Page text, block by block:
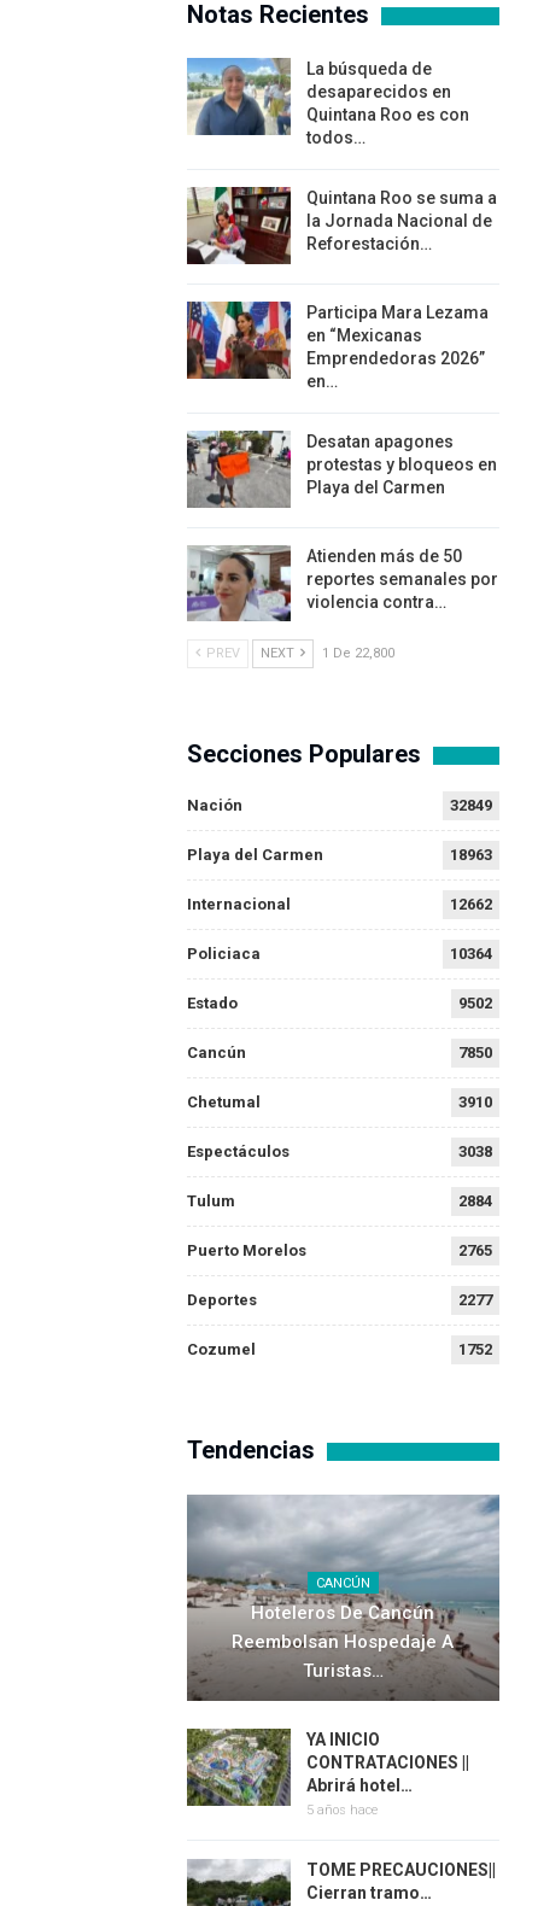
Notas Recientes
La búsqueda de
desaparecidos en
Quintana Roo es con
todos…
Quintana Roo se suma a
la Jornada Nacional de
Reforestación…
Participa Mara Lezama
en “Mexicanas
Emprendedoras 2026”
en…
Desatan apagones
protestas y bloqueos en
Playa del Carmen
Atienden más de 50
reportes semanales por
violencia contra…
PREV NEXT 1 De 22,800
Secciones Populares
Nación 32849
Playa del Carmen 18963
Internacional 12662
Policiaca 10364
Estado 9502
Cancún 7850
Chetumal 3910
Espectáculos 3038
Tulum 2884
Puerto Morelos 2765
Deportes 2277
Cozumel 1752
Tendencias
CANCÚN
Hoteleros De Cancún
Reembolsan Hospedaje A
Turistas…
YA INICIO
CONTRATACIONES ||
Abrirá hotel…
5 años hace
TOME PRECAUCIONES||
Cierran tramo…